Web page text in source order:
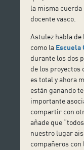
la misma cuerda
docente vasco.
Astulez habla de
como la Escuela
durante los dos
de los proyectos
es total y ahora
están ganando
importante
compartir con
añade que
nuestro lugar
compañeros con